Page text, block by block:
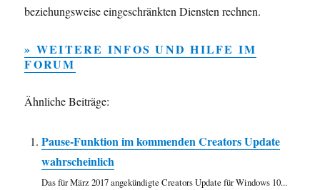
beziehungsweise eingeschränkten Diensten rechnen.
» WEITERE INFOS UND HILFE IM
FORUM
Ähnliche Beiträge:
Pause-Funktion im kommenden Creators Update
wahrscheinlich
Das für März 2017 angekündigte Creators Update für Windows 10...